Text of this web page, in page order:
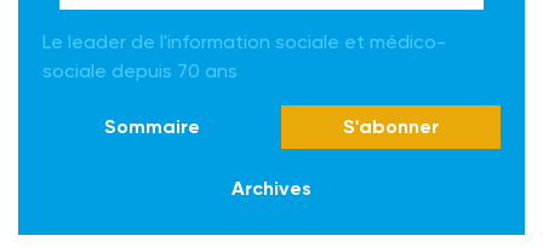
Le leader de l'information sociale et médico-
sociale depuis 70 ans
Sommaire S'abonner
Archives